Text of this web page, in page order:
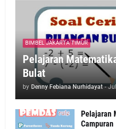
BIMBEL JAKARTA TIMUR
Pelajaran
Bulat
by Denny Febiana Nurhidayat -
Pelajaran
Campuran